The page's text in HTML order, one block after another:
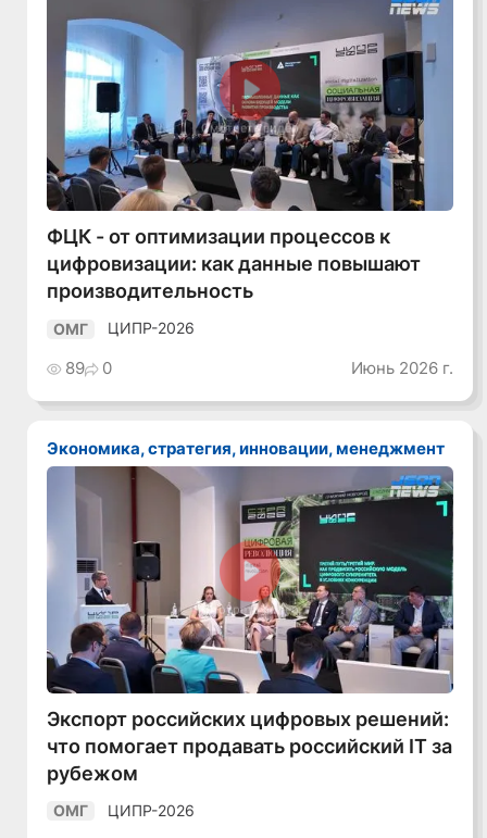
Смотреть видео
ФЦК - от оптимизации процессов к
цифровизации: как данные повышают
производительность
ОМГ ЦИПР-2026
89 0 Июнь 2026 г.
Экономика, стратегия, инновации, менеджмент
Смотреть видео
Экспорт российских цифровых решений:
что помогает продавать российский IT за
рубежом
ОМГ ЦИПР-2026